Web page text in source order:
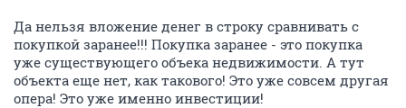
Да нельзя вложение денег в строку сравнивать с
покупкой заранее!!! Покупка заранее - это покупка
уже существующего объека недвижимости. А тут
объекта еще нет, как такового! Это уже совсем другая
опера! Это уже именно инвестиции!